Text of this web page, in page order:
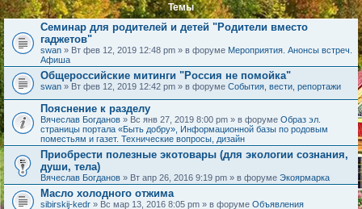
Темы
Семинар для родителей и детей "Родители вместо
гаджетов"
swan » Вт фев 12, 2019 12:48 pm » в форуме Мероприятия. Анонсы встреч.
Афиша
Общероссийские митинги "Россия не помойка"
swan » Вт фев 12, 2019 12:42 pm » в форуме События, вести, репортажи
Пояснение к разделу
Вячеслав Богданов » Вс янв 27, 2019 8:00 pm » в форуме Образ эл.
страницы портала «Быть добру», Информационной базы по родовым
поместьям и газет. Технические вопросы, дизайн
Приобрести полезные экотовары (для экологии сознания,
души, тела)
Вячеслав Богданов » Вт апр 26, 2016 9:19 pm » в форуме Экоярмарка
Масло холодного отжима
sibirskij-kedr » Вс мар 13, 2016 8:05 pm » в форуме Объявления